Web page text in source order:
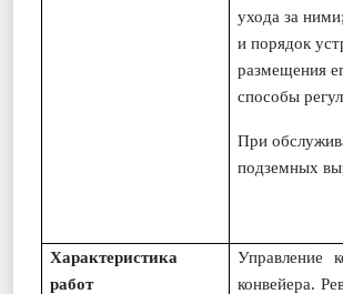
ухода за
и порядок
размещения
способы
При
подземных
Характеристика
работ
Управление
конвейера.